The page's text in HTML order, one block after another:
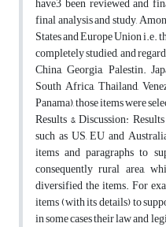
final analysis and study,
States and Europe Union i.e.
completely studied, and
China, Georgia, Palestin.
South Africa, Thailand,
Panama), those items were
Results & Discussion:
such as US, EU and
items and paragraphs to
consequently rural area,
diversified the items. For
items (with its details) to
in some cases their law and